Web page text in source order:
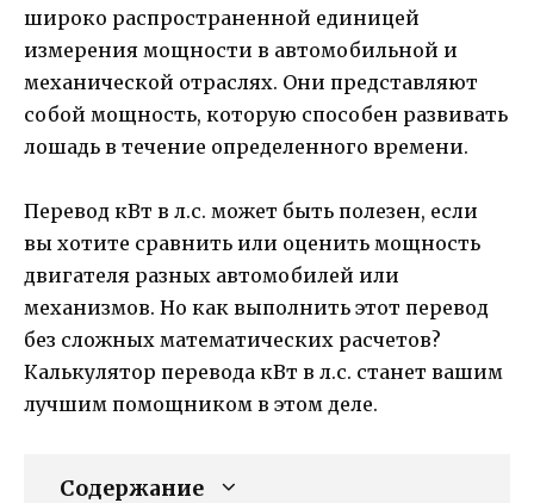
широко распространенной единицей
измерения мощности в автомобильной и
механической отраслях. Они представляют
собой мощность, которую способен развивать
лошадь в течение определенного времени.
Перевод кВт в л.с. может быть полезен, если
вы хотите сравнить или оценить мощность
двигателя разных автомобилей или
механизмов. Но как выполнить этот перевод
без сложных математических расчетов?
Калькулятор перевода кВт в л.с. станет вашим
лучшим помощником в этом деле.
Содержание